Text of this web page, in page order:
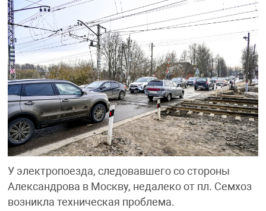
У электропоезда, следовавшего со стороны
Александрова в Москву, недалеко от пл. Семхоз
возникла техническая проблема.